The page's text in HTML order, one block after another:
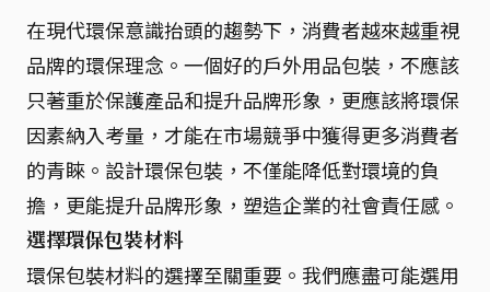
在現代環保意識抬頭的趨勢下，消費者越來越重視
品牌的環保理念。一個好的戶外用品包裝，不應該
只著重於保護產品和提升品牌形象，更應該將環保
因素納入考量，才能在市場競爭中獲得更多消費者
的青睞。設計環保包裝，不僅能降低對環境的負
擔，更能提升品牌形象，塑造企業的社會責任感。
選擇環保包裝材料
環保包裝材料的選擇至關重要。我們應盡可能選用